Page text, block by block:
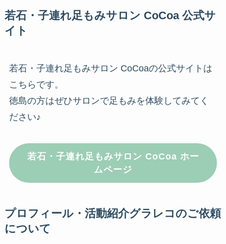
若石・子連れ足もみサロン CoCoa 公式サ
イト
若石・子連れ足もみサロン CoCoaの公式サイトは
こちらです。
徳島の方はぜひサロンで足もみを体験してみてく
ださい♪
若石・子連れ足もみサロン CoCoa ホー
ムページ
プロフィール・活動紹介グラレコのご依頼
について